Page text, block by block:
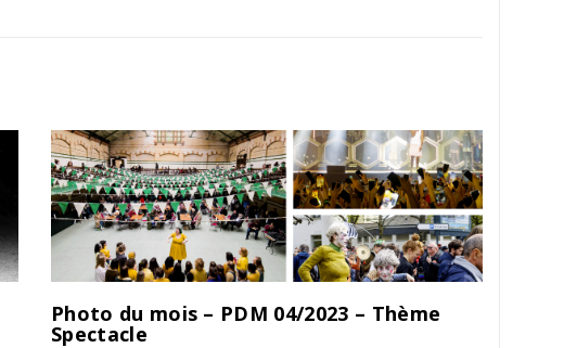
Photo du mois – PDM 04/2023 – Thème
Spectacle